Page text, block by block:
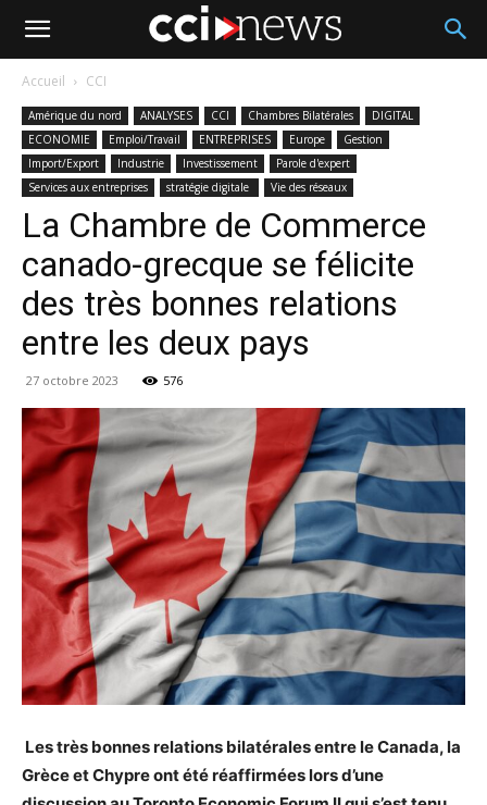
Accueil CCI
Amérique du nord ANALYSES CCI Chambres Bilatérales
DIGITAL
ECONOMIE
Emploi/Travail ENTREPRISES Europe
Gestion
Import/Export
Industrie Investissement
Parole d'expert
Services aux entreprises
stratégie digitale Vie des réseaux
La Chambre de Commerce
canado-grecque se félicite
des très bonnes relations
entre les deux pays
27 octobre 2023 576
Les très bonnes relations bilatérales entre le Canada, la
Grèce et Chypre ont été réaffirmées lors d’une